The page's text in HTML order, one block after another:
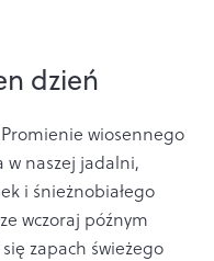
dzień
Promienie wiosennego
w naszej jadalni,
i śnieżnobiałego
wczoraj późnym
zapach świeżego